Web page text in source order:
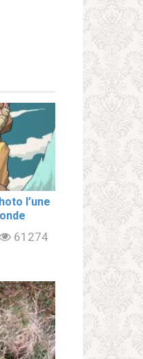
l’une
61274